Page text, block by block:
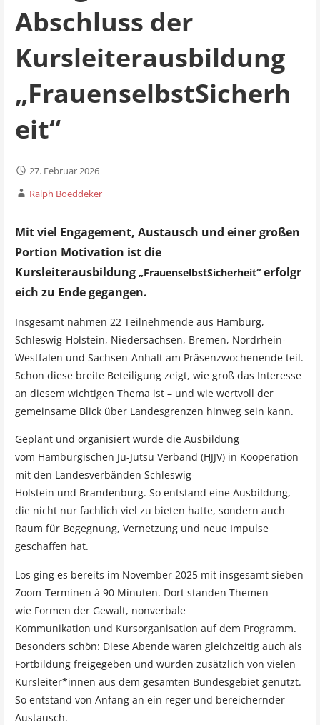
Abschluss der
Kursleiterausbildung
„FrauenselbstSicherh
eit“
27. Februar 2026
Ralph Boeddeker
Mit viel Engagement, Austausch und einer großen
Portion Motivation ist die
Kursleiterausbildung „FrauenselbstSicherheit“ erfolgr
eich zu Ende gegangen.
Insgesamt nahmen 22 Teilnehmende aus Hamburg,
Schleswig-Holstein, Niedersachsen, Bremen, Nordrhein-
Westfalen und Sachsen-Anhalt am Präsenzwochenende teil.
Schon diese breite Beteiligung zeigt, wie groß das Interesse
an diesem wichtigen Thema ist – und wie wertvoll der
gemeinsame Blick über Landesgrenzen hinweg sein kann.
Geplant und organisiert wurde die Ausbildung
vom Hamburgischen Ju-Jutsu Verband (HJJV) in Kooperation
mit den Landesverbänden Schleswig-
Holstein und Brandenburg. So entstand eine Ausbildung,
die nicht nur fachlich viel zu bieten hatte, sondern auch
Raum für Begegnung, Vernetzung und neue Impulse
geschaffen hat.
Los ging es bereits im November 2025 mit insgesamt sieben
Zoom-Terminen à 90 Minuten. Dort standen Themen
wie Formen der Gewalt, nonverbale
Kommunikation und Kursorganisation auf dem Programm.
Besonders schön: Diese Abende waren gleichzeitig auch als
Fortbildung freigegeben und wurden zusätzlich von vielen
Kursleiter*innen aus dem gesamten Bundesgebiet genutzt.
So entstand von Anfang an ein reger und bereichernder
Austausch.